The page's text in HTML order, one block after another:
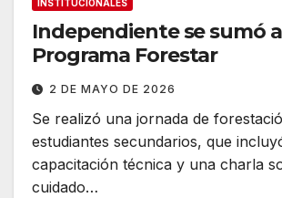
INSTITUCIONALES
Independiente se sumó
Programa Forestar
2 DE MAYO DE 2026
Se realizó una jornada de
estudiantes secundarios, que
capacitación técnica y una charla
cuidado…